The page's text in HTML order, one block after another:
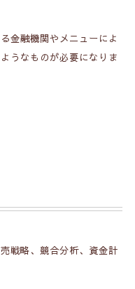
金融機関やメニューによ
うなものが必要になりま
戦略、競合分析、資金計